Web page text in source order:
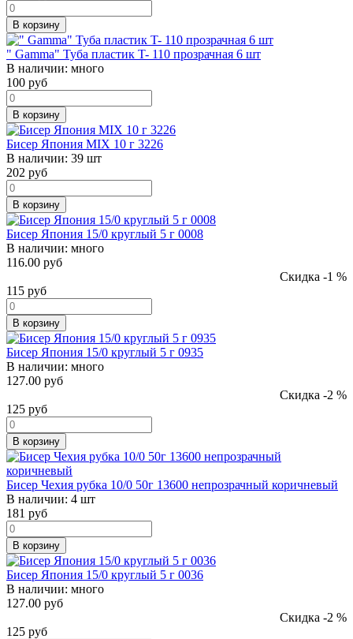
В корзину
" Gamma" Туба пластик T- 110 прозрачная 6 шт
В наличии: много
100 руб
В корзину
Бисер Япония MIX 10 г 3226
В наличии: 39 шт
202 руб
В корзину
Бисер Япония 15/0 круглый 5 г 0008
В наличии: много
116.00 руб
Скидка -1 %
115 руб
В корзину
Бисер Япония 15/0 круглый 5 г 0935
В наличии: много
127.00 руб
Скидка -2 %
125 руб
В корзину
Бисер Чехия рубка 10/0 50г 13600 непрозрачный коричневый
В наличии: 4 шт
181 руб
В корзину
Бисер Япония 15/0 круглый 5 г 0036
В наличии: много
127.00 руб
Скидка -2 %
125 руб